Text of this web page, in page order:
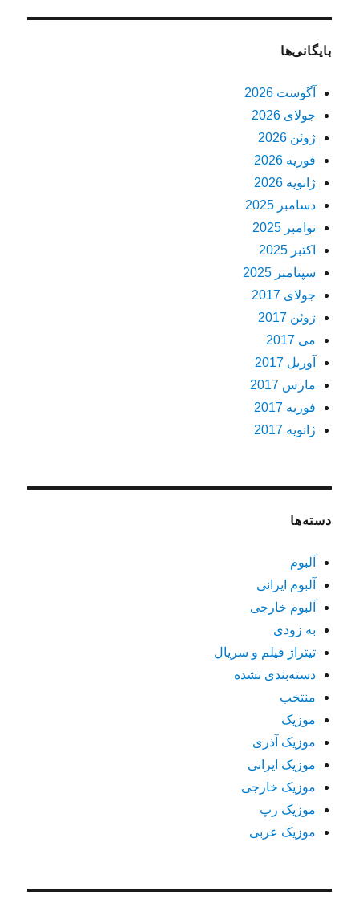
بایگانی‌ها
آگوست 2026
جولای 2026
ژوئن 2026
فوریه 2026
ژانویه 2026
دسامبر 2025
نوامبر 2025
اکتبر 2025
سپتامبر 2025
جولای 2017
ژوئن 2017
می 2017
آوریل 2017
مارس 2017
فوریه 2017
ژانویه 2017
دسته‌ها
آلبوم
آلبوم ایرانی
آلبوم خارجی
به زودی
تیتراژ فیلم و سریال
دسته‌بندی نشده
منتخب
موزیک
موزیک آذری
موزیک ایرانی
موزیک خارجی
موزیک رپ
موزیک عربی